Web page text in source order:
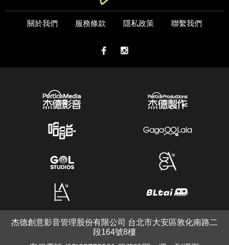
關於我們 服務條款 隱私政策 聯繫我們
杰德創意影音管理股份有限公司 台北市大安區敦化南路二
段164號8樓